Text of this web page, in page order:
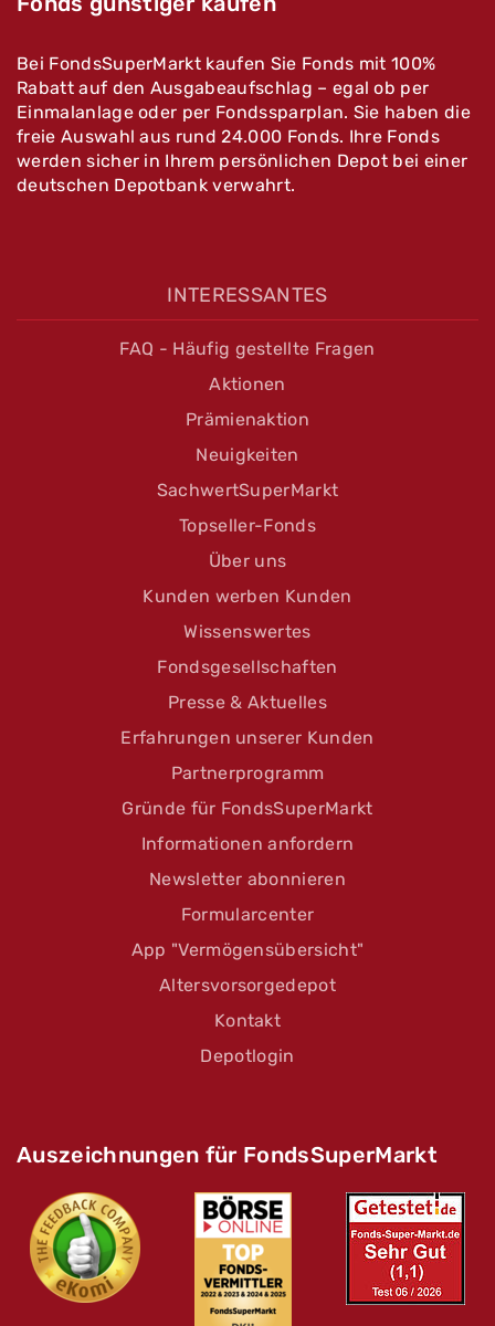
Bei FondsSuperMarkt kaufen Sie Fonds mit 100%
Rabatt auf den Ausgabeaufschlag – egal ob per
Einmalanlage oder per Fondssparplan. Sie haben die
freie Auswahl aus rund 24.000 Fonds. Ihre Fonds
werden sicher in Ihrem persönlichen Depot bei einer
deutschen Depotbank verwahrt.
INTERESSANTES
FAQ - Häufig gestellte Fragen
Aktionen
Prämienaktion
Neuigkeiten
SachwertSuperMarkt
Topseller-Fonds
Über uns
Kunden werben Kunden
Wissenswertes
Fondsgesellschaften
Presse & Aktuelles
Erfahrungen unserer Kunden
Partnerprogramm
Gründe für FondsSuperMarkt
Informationen anfordern
Newsletter abonnieren
Formularcenter
App "Vermögensübersicht"
Altersvorsorgedepot
Kontakt
Depotlogin
Auszeichnungen für FondsSuperMarkt